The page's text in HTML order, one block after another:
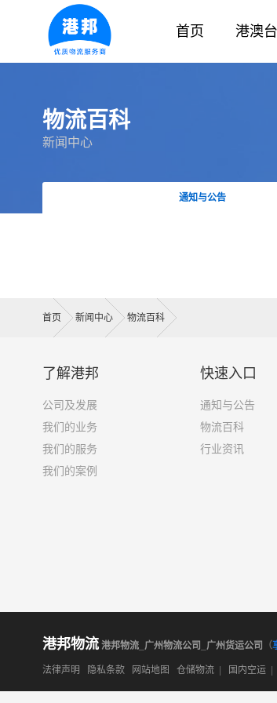
首页 港澳
物流百科
新闻中心
通知与公告
首页 新闻中心 物流百科
了解港邦
公司及发展
我们的业务
我们的服务
我们的案例
快速入口
通知与公告
物流百科
行业资讯
港邦物流港邦物流_广州物流公司_广州货运公司 （
法律声明 隐私条款 网站地图 仓储物流| 国内空运|